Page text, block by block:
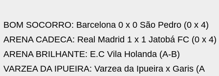
BOM SOCORRO: Barcelona 0 x 0 São Pedro (0 x 4)
ARENA CADECA: Real Madrid 1 x 1 Jatobá FC (0 x 4)
ARENA BRILHANTE: E.C Vila Holanda (A-B)
VARZEA DA IPUEIRA: Varzea da Ipueira x Garis (A